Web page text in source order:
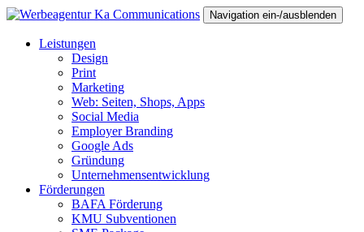
Navigation ein-/ausblenden
Leistungen
Design
Print
Marketing
Web: Seiten, Shops, Apps
Social Media
Employer Branding
Google Ads
Gründung
Unternehmensentwicklung
Förderungen
BAFA Förderung
KMU Subventionen